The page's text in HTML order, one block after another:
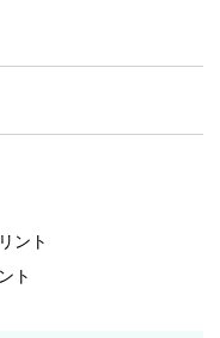
ント
ト